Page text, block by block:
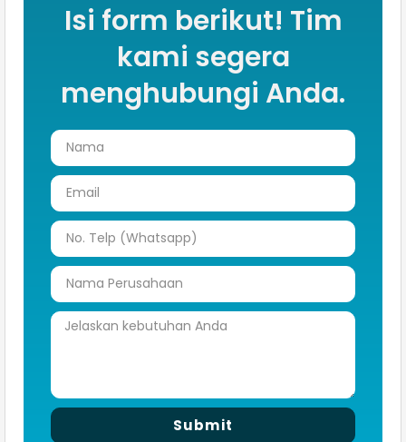
Isi form berikut! Tim
kami segera
menghubungi Anda.
Submit